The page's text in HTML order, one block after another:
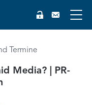
Termine
Media? | PR-